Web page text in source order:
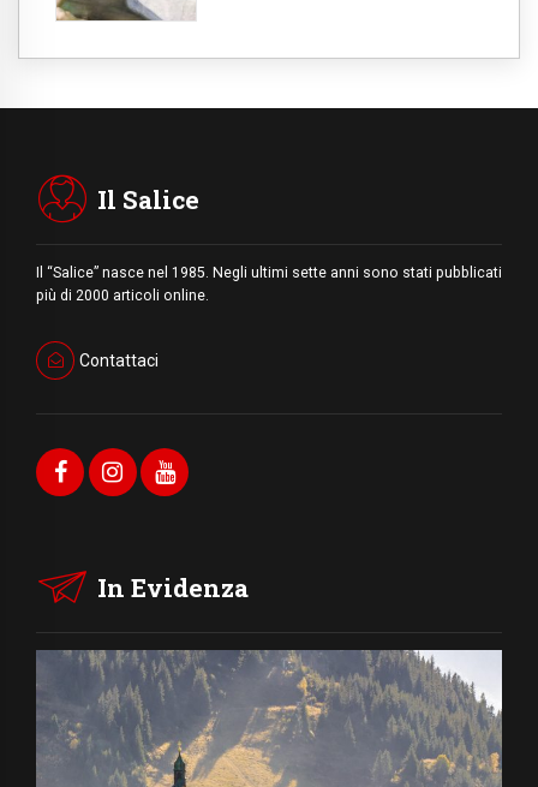
Il Salice
Il “Salice” nasce nel 1985. Negli ultimi sette anni sono stati pubblicati
più di 2000 articoli online.
Contattaci
In Evidenza